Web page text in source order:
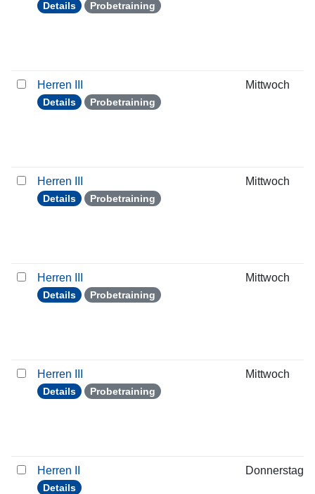
Details Probetraining
Herren III
Details Probetraining
Mittwoch
Herren III
Details Probetraining
Mittwoch
Herren III
Details Probetraining
Mittwoch
Herren III
Details Probetraining
Mittwoch
Herren II
Details
Donnerstag